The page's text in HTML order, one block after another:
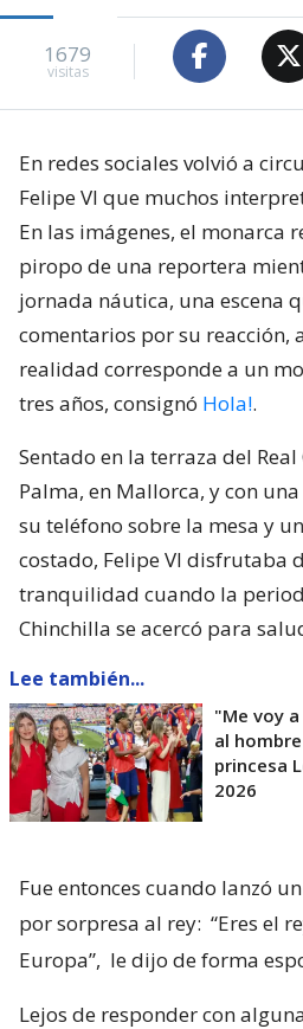
1679
visitas
En redes sociales volvió a
Felipe VI que muchos
En las imágenes, el monarca
piropo de una reportera
jornada náutica, una escena
comentarios por su reacción,
realidad corresponde a un
tres años, consignó Hola!.
Sentado en la terraza del
Palma, en Mallorca, y con
su teléfono sobre la mesa y
costado, Felipe VI disfrutaba
tranquilidad cuando la
Chinchilla se acercó para
Lee también...
"Me voy
al
princesa
2026
Fue entonces cuando lanzó
por sorpresa al rey: “Eres el
Europa”, le dijo de forma
Lejos de responder con